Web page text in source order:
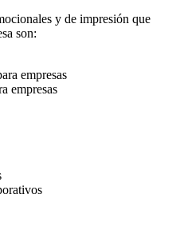
y de impresión que
son:
empresas
empresas